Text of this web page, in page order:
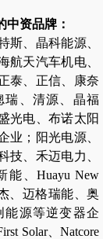
中资品牌：
斯、晶科能源、
航天汽车机电、
泰、正信、康奈
瑞、清源、晶福
光电、布诺太阳
业；阳光电源、
技、禾迈电力、
、Huayu New
、迈格瑞能、奥
能源等逆变器企
Solar、Natcore